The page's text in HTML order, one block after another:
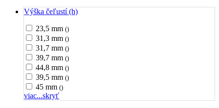
Výška čeľustí (h)
23,5 mm ()
31,3 mm ()
31,7 mm ()
39,7 mm ()
44,8 mm ()
39,5 mm ()
45 mm ()
viac...skryť